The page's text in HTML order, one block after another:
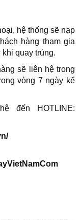
hệ thống sẽ nạp
hàng tham gia
quay trúng.
sẽ liên hệ trong
vòng 7 ngày kể
đến HOTLINE: